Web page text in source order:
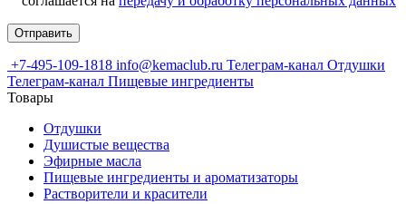
+7-495-109-1818 info@kemaclub.ru Телеграм-канал Отдушки
Телеграм-канал Пищевые ингредиенты
Товары
Отдушки
Душистые вещества
Эфирные масла
Пищевые ингредиенты и ароматизаторы
Растворители и красители